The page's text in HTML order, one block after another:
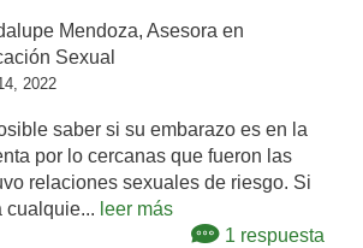
Mendoza, Asesora en
Sexual
2022
saber si su embarazo es en la
por lo cercanas que fueron las
relaciones sexuales de riesgo. Si
cualquie... leer más
1 respuesta